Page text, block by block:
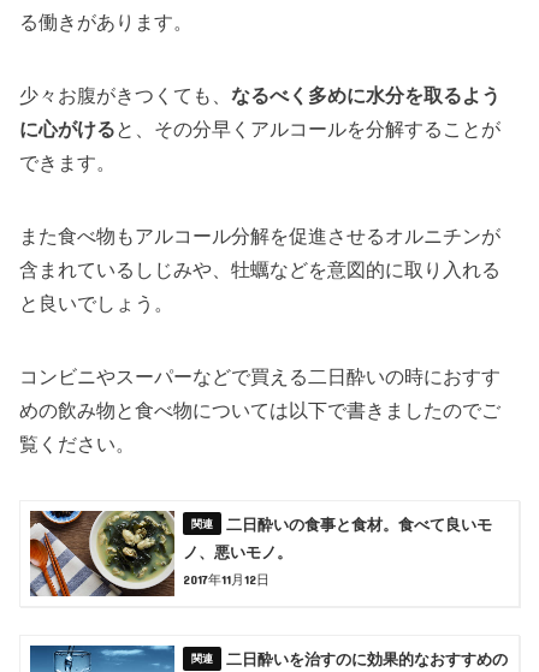
る働きがあります。
少々お腹がきつくても、なるべく多めに水分を取るよう
に心がけると、その分早くアルコールを分解することが
できます。
また食べ物もアルコール分解を促進させるオルニチンが
含まれているしじみや、牡蠣などを意図的に取り入れる
と良いでしょう。
コンビニやスーパーなどで買える二日酔いの時におすす
めの飲み物と食べ物については以下で書きましたのでご
覧ください。
二日酔いの食事と食材。食べて良いモ
ノ、悪いモノ。
2017年11月12日
二日酔いを治すのに効果的なおすすめの